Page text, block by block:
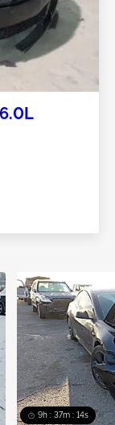
9h : 37m : 14s